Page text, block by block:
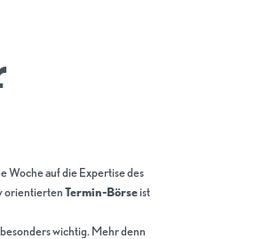
Woche auf die Expertise des
orientiertenTermin-Börseist
wichtig. Mehr denn